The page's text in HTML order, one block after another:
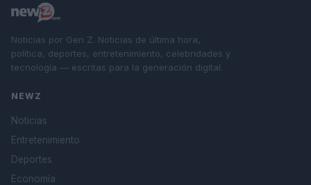
Noticias por Gen Z. Noticias de última hora,
política, deportes, entretenimiento, celebridades y
tecnología — escritas para la generación digital.
NEWZ
Noticias
Entretenimiento
Deportes
Economía